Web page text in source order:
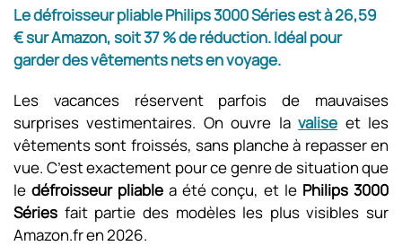
Le défroisseur pliable Philips 3000 Séries est à 26,59
€ sur Amazon, soit 37 % de réduction. Idéal pour
garder des vêtements nets en voyage.
Les vacances réservent parfois de mauvaises
surprises vestimentaires. On ouvre lavalise et les
vêtements sont froissés, sans planche à repasser en
vue. C’est exactement pour ce genre de situation que
le défroisseur pliablea été conçu, et le Philips 3000
Séries fait partie des modèles les plus visibles sur
Amazon.fr en 2026.